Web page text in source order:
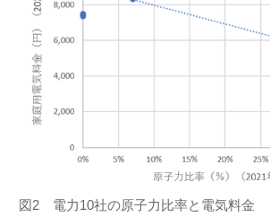
図2 電力10社の原子力比率と電気料金